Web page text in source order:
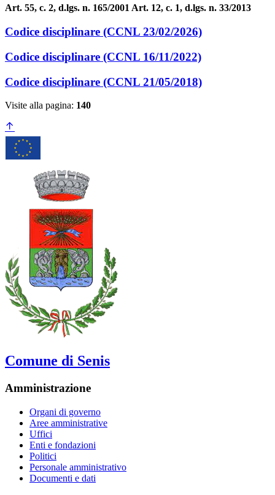
Art. 55, c. 2, d.lgs. n. 165/2001 Art. 12, c. 1, d.lgs. n. 33/2013
Codice disciplinare (CCNL 23/02/2026)
Codice disciplinare (CCNL 16/11/2022)
Codice disciplinare (CCNL 21/05/2018)
Visite alla pagina: 140
Comune di Senis
Amministrazione
Organi di governo
Aree amministrative
Uffici
Enti e fondazioni
Politici
Personale amministrativo
Documenti e dati